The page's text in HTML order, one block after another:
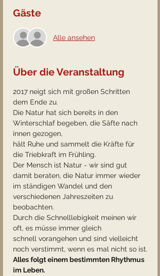
Gäste
Alle ansehen
Über die Veranstaltung
2017 neigt sich mit großen Schritten
dem Ende zu.
Die Natur hat sich bereits in den
Winterschlaf begeben, die Säfte nach
innen gezogen,
hält Ruhe und sammelt die Kräfte für
die Triebkraft im Frühling.
Der Mensch ist Natur - wir sind gut
damit beraten, die Natur immer wieder
im ständigen Wandel und den
verschiedenen Jahreszeiten zu
beobachten.
Durch die Schnelllebigkeit meinen wir
oft, es müsse immer gleich
schnell vorangehen und sind vielleicht
noch verstimmt, wenn es mal nicht so ist.
Alles folgt einem bestimmten Rhythmus
im Leben.